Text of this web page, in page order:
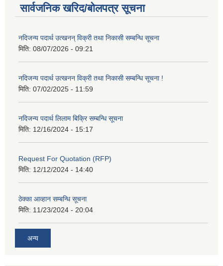
सार्वजनिक खरिद/बोलपत्र सूचना
नदिजन्य पदार्थ उत्खनन् विक्री तथा निकासी सम्बन्धि सूचना
मिति: 08/07/2026 - 09:21
नदिजन्य पदार्थ उत्खनन विक्री तथा निकासी सम्बन्धि सूचना !
मिति: 07/02/2025 - 11:59
नदिजन्य पदार्थ लिलाम बिक्रि सम्बन्धि सूचना
मिति: 12/16/2024 - 15:17
Request For Quotation (RFP)
मिति: 12/12/2024 - 14:40
ठेक्का आव्हान सम्बन्धि सूचना
मिति: 11/23/2024 - 20:04
अन्य